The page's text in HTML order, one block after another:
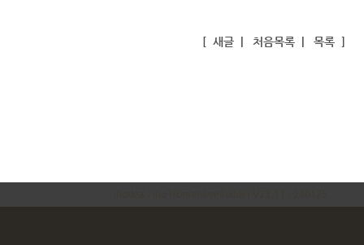
[ 새글| 처음목록| 목록]